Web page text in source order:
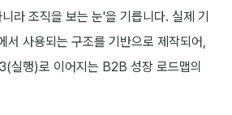
라 조직을 보는 눈'을 기릅니다. 실제 기
서 사용되는 구조를 기반으로 제작되어,
실행)로 이어지는 B2B 성장 로드맵의